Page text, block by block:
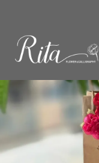
へ
ス
キ